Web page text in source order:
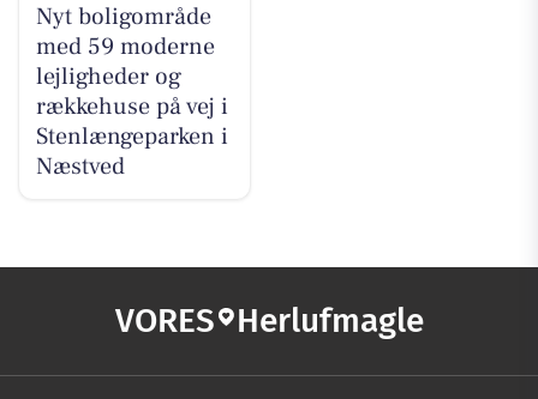
Nyt boligområde
med 59 moderne
lejligheder og
rækkehuse på vej i
Stenlængeparken i
Næstved
VORES Herlufmagle